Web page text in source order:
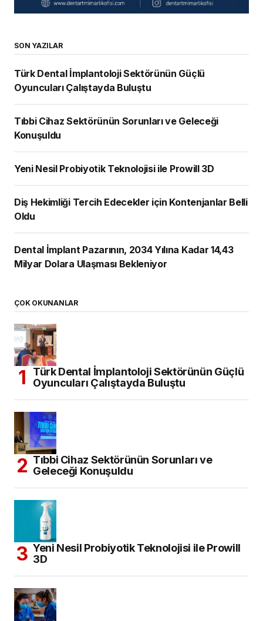
SON YAZILAR
Türk Dental İmplantoloji Sektörünün Güçlü
Oyuncuları Çalıştayda Buluştu
Tıbbi Cihaz Sektörünün Sorunları ve Geleceği
Konuşuldu
Yeni Nesil Probiyotik Teknolojisi ile Prowill 3D
Diş Hekimliği Tercih Edecekler için Kontenjanlar Belli
Oldu
Dental İmplant Pazarının, 2034 Yılına Kadar 14,43
Milyar Dolara Ulaşması Bekleniyor
ÇOK OKUNANLAR
Türk Dental İmplantoloji Sektörünün Güçlü
Oyuncuları Çalıştayda Buluştu
Tıbbi Cihaz Sektörünün Sorunları ve
Geleceği Konuşuldu
Yeni Nesil Probiyotik Teknolojisi ile Prowill
3D